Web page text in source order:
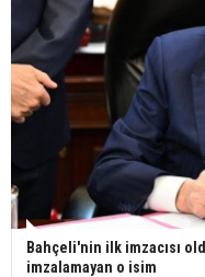
Bahçeli'nin ilk imzacısı
imzalamayan o isim